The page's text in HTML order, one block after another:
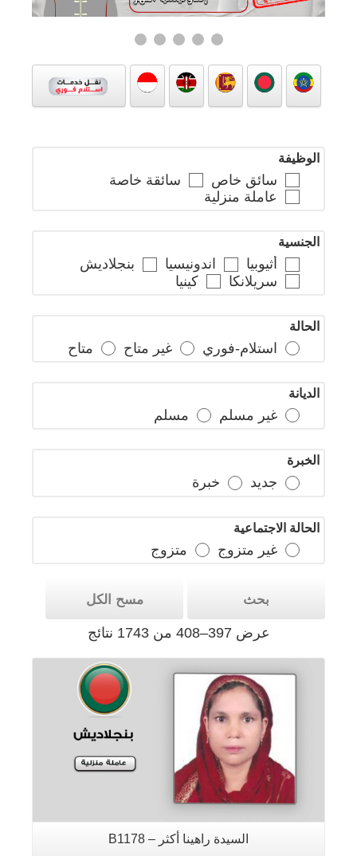
الوظيفة
سائق خاص
سائقة خاصة
عاملة منزلية
الجنسية
أثيوبيا اندونيسيا
بنجلاديش
سريلانكا
كينيا
الحالة
استلام-فوري غير متاح متاح
الديانة
غير مسلم مسلم
الخبرة
جديد خبرة
الحالة الاجتماعية
غير متزوج متزوج
بحث مسح الكل
عرض 397–408 من 1743 نتائج
تفاصيل
السيدة راهينا أكثر – B1178